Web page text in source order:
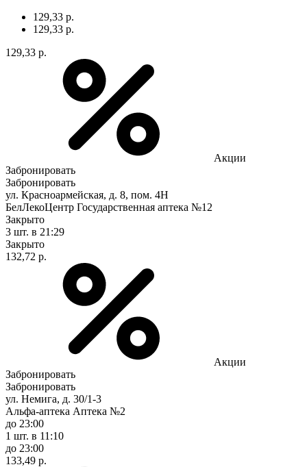
129,33 р.
129,33 р.
129,33 р.
Акции
Забронировать
Забронировать
ул. Красноармейская, д. 8, пом. 4Н
БелЛекоЦентр Государственная аптека №12
Закрыто
3 шт. в 21:29
Закрыто
132,72 р.
Акции
Забронировать
Забронировать
ул. Немига, д. 30/1-3
Альфа-аптека Аптека №2
до 23:00
1 шт. в 11:10
до 23:00
133,49 р.